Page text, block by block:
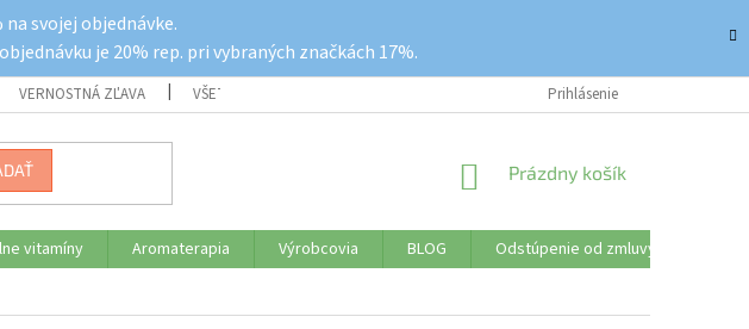
svojej objednávke.
je 20% rep. pri vybraných značkách 17%.
VERNOSTNÁ ZĽAVA VŠETKO O NÁKUPE VRÁTENIE TOVARU
Prihlásenie
NÁKUPNÝ
Prázdny košík
vitamíny Aromaterapia Výrobcovia BLOG Odstúpenie od zmluvy